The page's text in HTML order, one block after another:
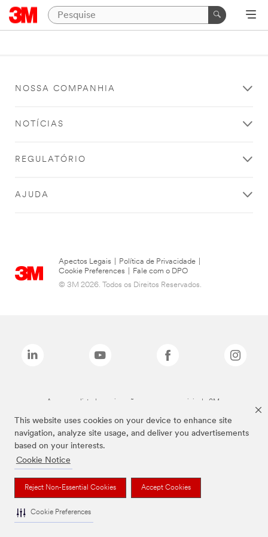
This website uses cookies on your device to enhance site
navigation, analyze site usage, and deliver you advertisements
based on your interests.
Cookie Notice
Reject Non-Essential Cookies Accept Cookies
Cookie Preferences
NOSSA COMPANHIA
NOTÍCIAS
REGULATÓRIO
AJUDA
Apectos Legais Política de Privacidade
Cookie Preferences
Fale com o DPO
© 3M 2026. Todos os Direitos Reservados.
As marcas listadas a cima são marcas comerciais da 3M.